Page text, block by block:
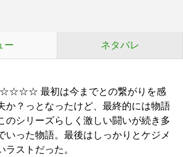
ー ネタバレ
最初は今までとの繋がりを感
か？っとなったけど、最終的には物語
のシリーズらしく激しい闘いが続き多
いった物語。最後はしっかりとケジメ
ラストだった。